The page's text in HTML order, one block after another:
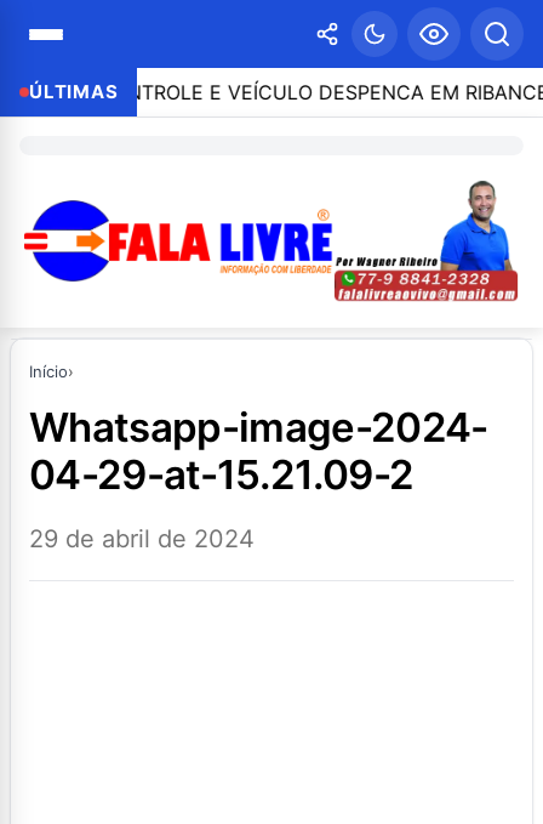
ÚLTIMAS
O CONTROLE E VEÍCULO DESPENCA EM
Início›
whatsapp-image-2024-
04-29-at-15.21.09-2
29 de abril de 2024